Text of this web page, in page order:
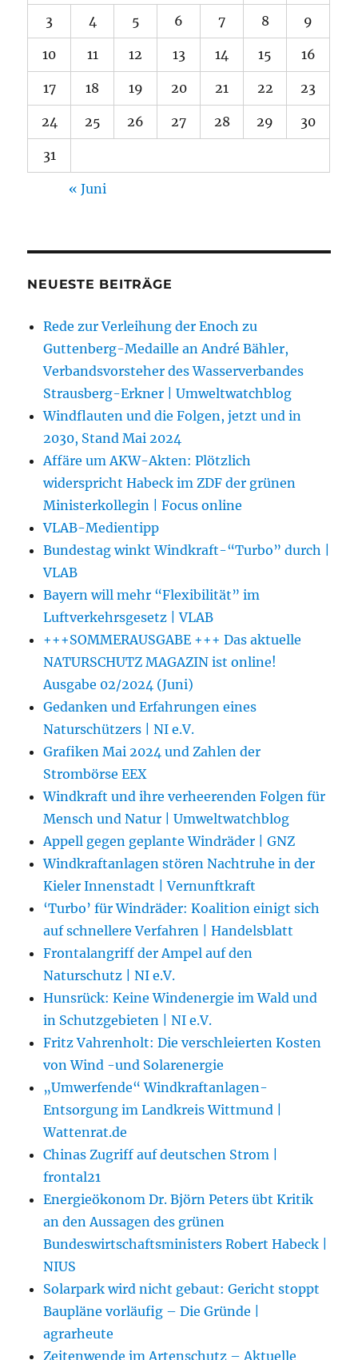
3 4 5 6 7 8 9
10 11 12 13 14 15 16
17 18 19 20 21 22 23
24 25 26 27 28 29 30
31
« Juni
NEUESTE BEITRÄGE
Rede zur Verleihung der Enoch zu
Guttenberg-Medaille an André Bähler,
Verbandsvorsteher des Wasserverbandes
Strausberg-Erkner | Umweltwatchblog
Windflauten und die Folgen, jetzt und in
2030, Stand Mai 2024
Affäre um AKW-Akten: Plötzlich
widerspricht Habeck im ZDF der grünen
Ministerkollegin | Focus online
VLAB-Medientipp
Bundestag winkt Windkraft-“Turbo” durch |
VLAB
Bayern will mehr “Flexibilität” im
Luftverkehrsgesetz | VLAB
+++SOMMERAUSGABE +++ Das aktuelle
NATURSCHUTZ MAGAZIN ist online!
Ausgabe 02/2024 (Juni)
Gedanken und Erfahrungen eines
Naturschützers | NI e.V.
Grafiken Mai 2024 und Zahlen der
Strombörse EEX
Windkraft und ihre verheerenden Folgen für
Mensch und Natur | Umweltwatchblog
Appell gegen geplante Windräder | GNZ
Windkraftanlagen stören Nachtruhe in der
Kieler Innenstadt | Vernunftkraft
‘Turbo’ für Windräder: Koalition einigt sich
auf schnellere Verfahren | Handelsblatt
Frontalangriff der Ampel auf den
Naturschutz | NI e.V.
Hunsrück: Keine Windenergie im Wald und
in Schutzgebieten | NI e.V.
Fritz Vahrenholt: Die verschleierten Kosten
von Wind -und Solarenergie
„Umwerfende“ Windkraftanlagen-
Entsorgung im Landkreis Wittmund |
Wattenrat.de
Chinas Zugriff auf deutschen Strom |
frontal21
Energieökonom Dr. Björn Peters übt Kritik
an den Aussagen des grünen
Bundeswirtschaftsministers Robert Habeck |
NIUS
Solarpark wird nicht gebaut: Gericht stoppt
Baupläne vorläufig – Die Gründe |
agrarheute
Zeitenwende im Artenschutz – Aktuelle